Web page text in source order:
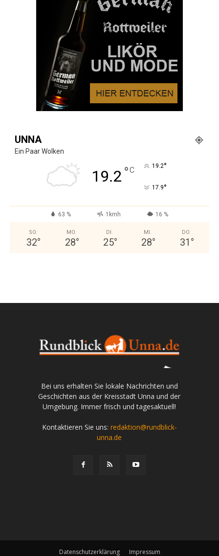
UNNA
Ein Paar Wolken
19.2 °C 19.2°
17.9°
63 % 1kmh 16 %
SO.
32°
MO.
28°
DI.
25°
MI.
28°
DO.
31 °
Bei uns erhalten Sie lokale Nachrichten und
Geschichten aus der Kreisstadt Unna und der
Umgebung. Immer frisch und tagesaktuell!
Kontaktieren Sie uns: redaktion@rundblick-
unna.de
Datenschutzerklärung Impressum